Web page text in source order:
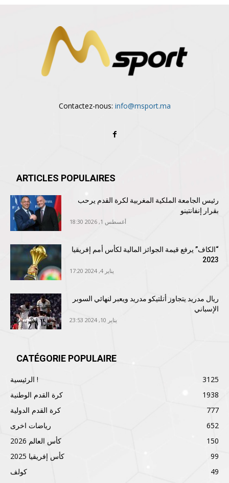
Contactez-nous: info@msport.ma
ARTICLES POPULAIRES
رئيس الجامعة الملكية المغربية لكرة القدم يرحب
بقرار إنفانتينو
أغسطس 1, 2026 18:30
“الكاف” يرفع قيمة الجوائز المالية لكأس أمم إفريقيا
2023
يناير 4, 2024 17:20
ريال مدريد يتجاوز أتلتيكو مدريد ويعبر لنهائي السوبر
الإسباني
يناير 10, 2024 23:53
CATÉGORIE POPULAIRE
الرئيسية !
3125
كرة القدم الوطنية
1938
كرة القدم الدولية
777
رياضات اخرى
652
كأس العالم 2026
150
كأس إفريقيا 2025
99
كولف
49